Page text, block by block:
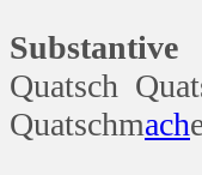
Substantive
Quatsch
Quatschmach